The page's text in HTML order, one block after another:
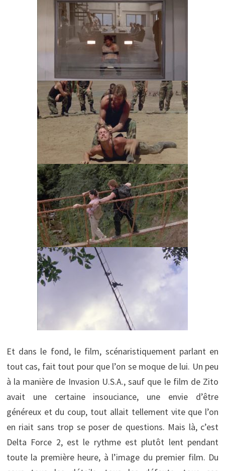
Et dans le fond, le film, scénaristiquement parlant en
tout cas, fait tout pour que l’on se moque de lui. Un peu
à la manière de Invasion U.S.A., sauf que le film de Zito
avait une certaine insouciance, une envie d’être
généreux et du coup, tout allait tellement vite que l’on
en riait sans trop se poser de questions. Mais là, c’est
Delta Force 2, est le rythme est plutôt lent pendant
toute la première heure, à l’image du premier film. Du